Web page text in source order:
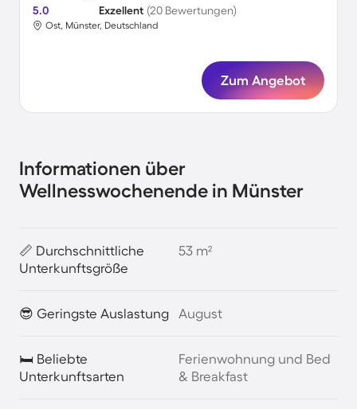
5.0 Exzellent (20 Bewertungen)
Ost, Münster, Deutschland
Zum Angebot
Informationen über
Wellnesswochenende in Münster
📏 Durchschnittliche
Unterkunftsgröße
53 m²
😎 Geringste Auslastung August
🛏️ Beliebte
Unterkunftsarten
Ferienwohnung und Bed
& Breakfast